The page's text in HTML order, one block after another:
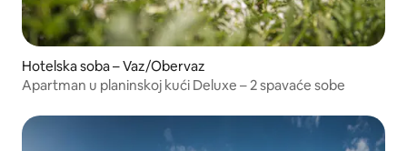
Hotelska soba – Vaz/Obervaz
Apartman u planinskoj kući Deluxe – 2 spavaće sobe